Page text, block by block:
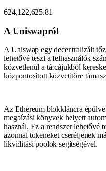
30, 09:49 PM
624,122,625.81
A Uniswapról
A Uniswap egy decentralizált
lehetővé teszi a felhasználók
közvetlenül a tárcájukból
központosított közvetítőre
Az Ethereum blokkláncra
megbízási könyvek helyett
használ. Ez a rendszer lehetővé
azonnal tokeneket cseréljenek
likviditási poolok segítségével.